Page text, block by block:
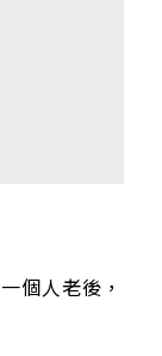
個人老後，